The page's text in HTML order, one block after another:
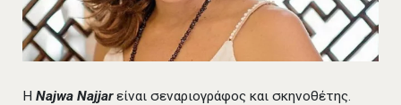
Η Najwa Najjarείναι σεναριογράφος και σκηνοθέτης.